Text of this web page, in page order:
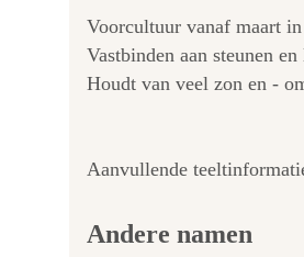
Voorcultuur vanaf maart
Vastbinden aan steunen
Houdt van veel zon en -
Aanvullende
Andere namen